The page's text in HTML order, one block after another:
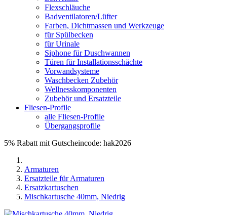
Flexschläuche
Badventilatoren/Lüfter
Farben, Dichtmassen und Werkzeuge
für Spülbecken
für Urinale
Siphone für Duschwannen
Türen für Installationsschächte
Vorwandsysteme
Waschbecken Zubehör
Wellnesskomponenten
Zubehör und Ersatzteile
Fliesen-Profile
alle Fliesen-Profile
Übergangsprofile
5% Rabatt mit Gutscheincode: hak2026
Armaturen
Ersatzteile für Armaturen
Ersatzkartuschen
Mischkartusche 40mm, Niedrig